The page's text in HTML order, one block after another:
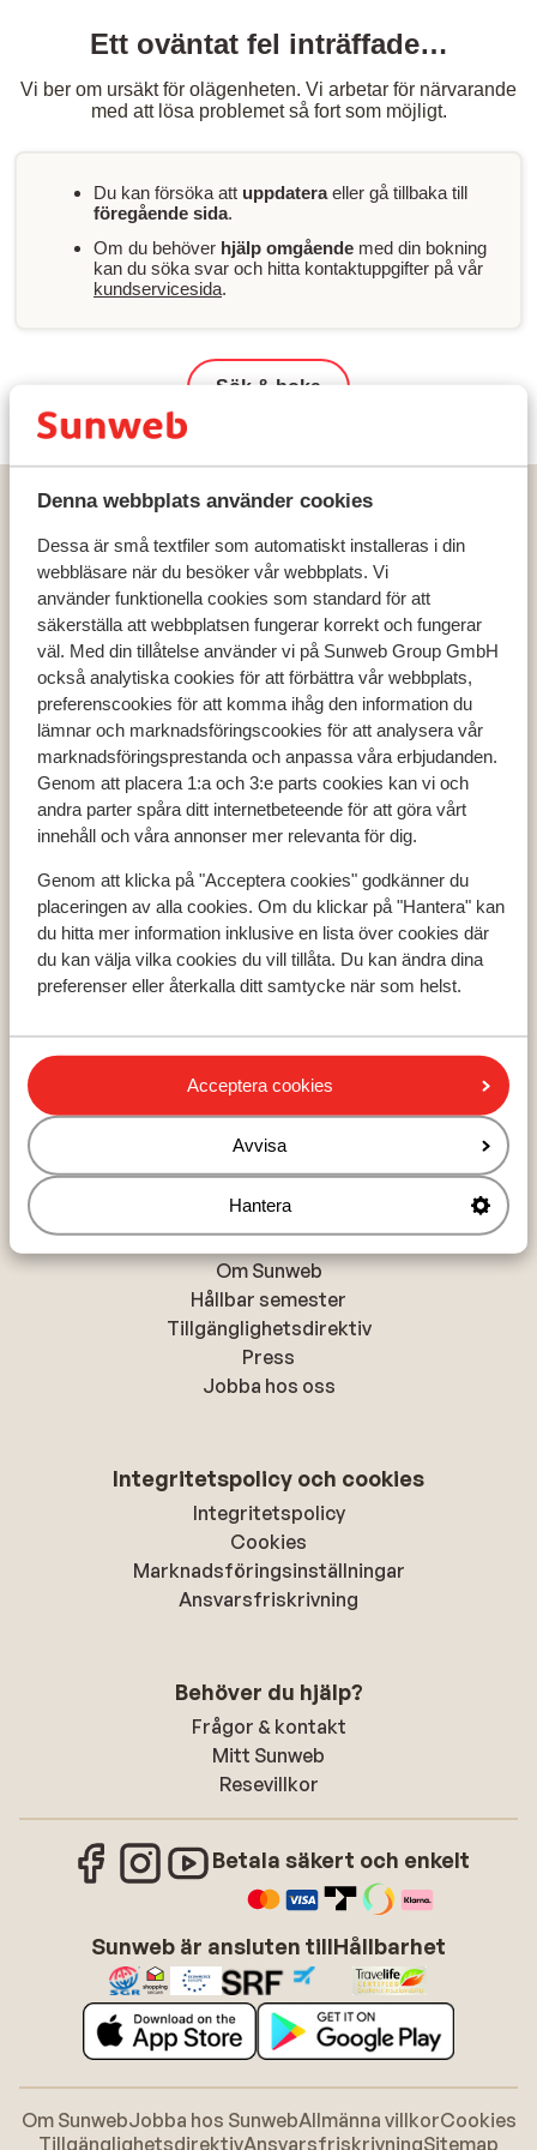
Denna webbplats använder cookies
Dessa är små textfiler som automatiskt installeras i din
webbläsare när du besöker vår webbplats. Vi
använder funktionella cookies som standard för att
säkerställa att webbplatsen fungerar korrekt och fungerar
väl. Med din tillåtelse använder vi på Sunweb Group GmbH
också analytiska cookies för att förbättra vår webbplats,
preferenscookies för att komma ihåg den information du
lämnar och marknadsföringscookies för att analysera vår
marknadsföringsprestanda och anpassa våra erbjudanden.
Genom att placera 1:a och 3:e parts cookies kan vi och
andra parter spåra ditt internetbeteende för att göra vårt
innehåll och våra annonser mer relevanta för dig.
Genom att klicka på "Acceptera cookies" godkänner du
placeringen av alla cookies. Om du klickar på "Hantera" kan
du hitta mer information inklusive en lista över cookies där
du kan välja vilka cookies du vill tillåta. Du kan ändra dina
preferenser eller återkalla ditt samtycke när som helst.
Acceptera cookies
Avvisa
Hantera
Ett oväntat fel inträffade…
Vi ber om ursäkt för olägenheten. Vi arbetar för närvarande
med att lösa problemet så fort som möjligt.
Du kan försöka att uppdateraeller gå tillbaka till
föregående sida.
Om du behöver hjälp omgående med din bokning
kan du söka svar och hitta kontaktuppgifter på vår
kundservicesida.
Sök & boka
Hem Solresor Turkiet Turkiets sydkust
vuxna
Populära länder
Grekland
Turkiet
Spanien
Populära regioner
Kreta
Zakynthos
Turkiets sydkust
Populära städer
Chania
Alanya
Rhodos-stad
Om Sunweb
Om Sunweb
Hållbar semester
Tillgänglighetsdirektiv
Press
Jobba hos oss
Integritetspolicy och cookies
Integritetspolicy
Cookies
Marknadsföringsinställningar
Ansvarsfriskrivning
Behöver du hjälp?
Frågor & kontakt
Mitt Sunweb
Resevillkor
Betala säkert och enkelt
Sunweb är ansluten tillHållbarhet
Om SunwebJobba hos SunwebAllmänna villkorCookies
TillgänglighetsdirektivAnsvarsfriskrivningSitemap